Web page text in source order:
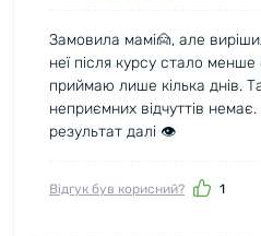
Замовила мамі🙍, але
неї після курсу стало
приймаю лише кілька днів.
неприємних відчуттів
результат далі 👁️
Відгук був корисний? 1